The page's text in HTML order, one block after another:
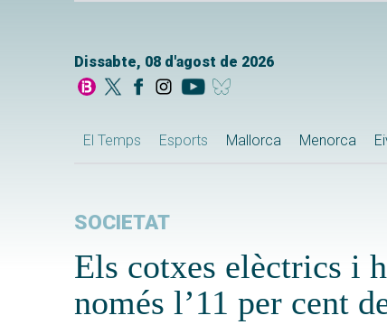
Dissabte, 08 d'agost de 2026
El Temps Esports Mallorca Menorca
SOCIETAT
Els cotxes elèctrics i
només l’11 per cent